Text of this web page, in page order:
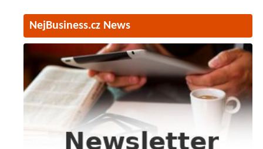
NejBusiness.cz News